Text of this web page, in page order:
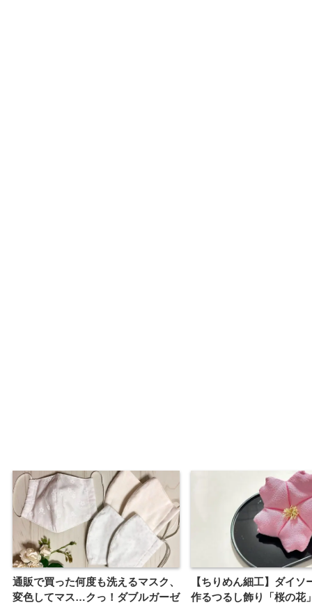
通販で買った何度も洗えるマスク、
変色してマス…クっ！ダブルガーゼ
【ちりめん細工】ダイソ
作るつるし飾り「桜の花